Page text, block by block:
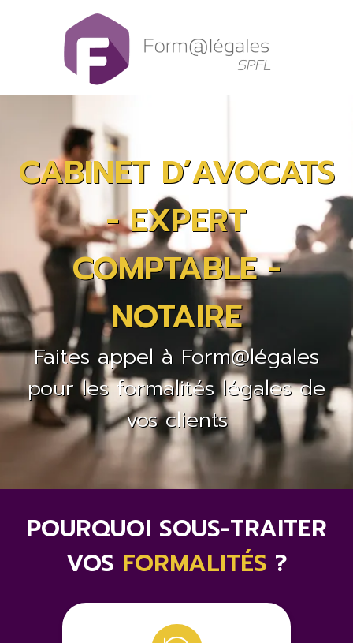
CABINET D’AVOCATS
- EXPERT
COMPTABLE -
NOTAIRE
Faites appel à Form@légales
pour les formalités légales de
vos clients
POURQUOI SOUS-TRAITER
VOS FORMALITÉS ?